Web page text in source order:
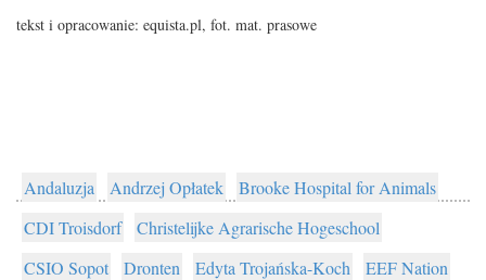
tekst i opracowanie: equista.pl, fot. mat. prasowe
Andaluzja Andrzej Opłatek
Brooke Hospital for Animals
CDI Troisdorf
Christelijke Agrarische Hogeschool
CSIO Sopot
Dronten Edyta Trojańska-Koch
EEF Nation